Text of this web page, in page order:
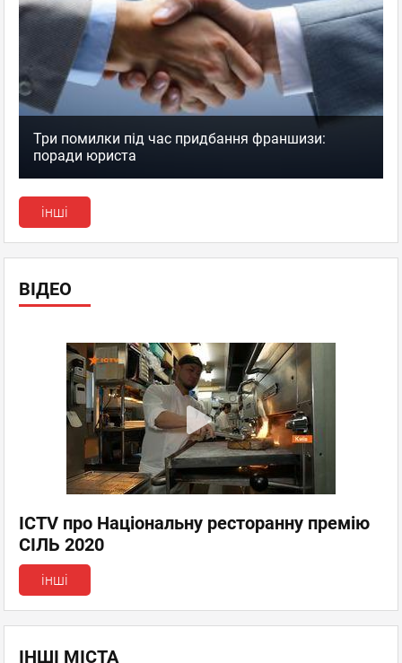
Три помилки під час придбання франшизи:
поради юриста
інші
ВІДЕО
ICTV про Національну ресторанну премію
СІЛЬ 2020
інші
ІНШІ МІСТА